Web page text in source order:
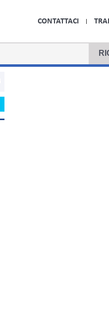
CONTATTACI